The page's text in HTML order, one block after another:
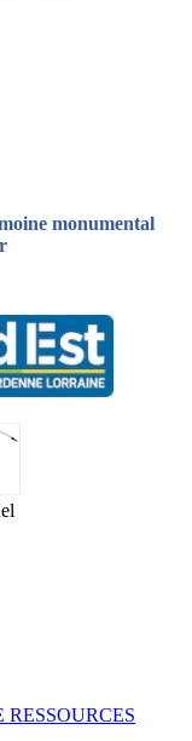
monumental
RESSOURCES